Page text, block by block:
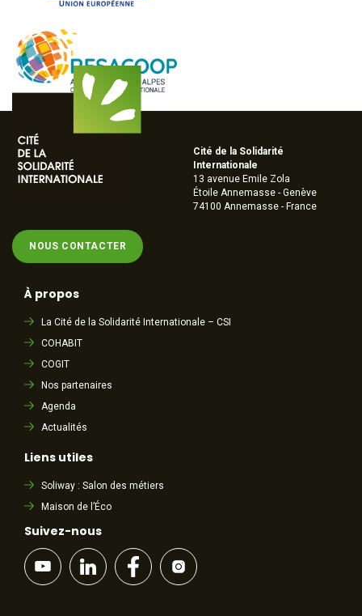
NOUS CONTACTER
Cité de la Solidarité
Internationale
13 avenue Emile Zola
Étoile Annemasse - Genève
74100 Annemasse - France
À propos
La Cité de la Solidarité Internationale – CSI
COHABIT
COGIT
Nos partenaires
Agenda
Actualités
Liens utiles
Soliway : Salon des métiers
Maison de l’Éco
Suivez-nous